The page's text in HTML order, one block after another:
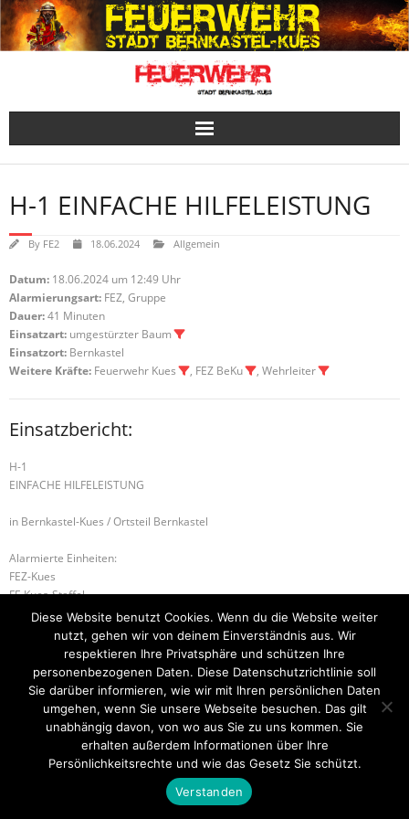
Skip
to
content
H-1 EINFACHE HILFELEISTUNG
By FE2 18.06.2024 Allgemein
Datum: 18.06.2024 um 12:49 Uhr
Alarmierungsart: FEZ, Gruppe
Dauer:41 Minuten
Einsatzart: umgestürzter Baum
Einsatzort: Bernkastel
Weitere Kräfte: Feuerwehr Kues , FEZ BeKu , Wehrleiter
Einsatzbericht:
H-1
EINFACHE HILFELEISTUNG
in Bernkastel-Kues / Ortsteil Bernkastel
Alarmierte Einheiten:
FEZ-Kues
FF-Kues-Staffel
FF-Bernkastel-Gruppe
S-1 SONDERLAGE G-3 GASAUSSTRÖMUNG
Startseite Einsätze Mitglied werden Über uns
Kontakt
Think Up Themes Ltd . Powered by
Diese Website benutzt Cookies. Wenn du die Website weiter
nutzt, gehen wir von deinem Einverständnis aus. Wir
respektieren Ihre Privatsphäre und schützen Ihre
personenbezogenen Daten. Diese Datenschutzrichtlinie soll
Sie darüber informieren, wie wir mit Ihren persönlichen Daten
umgehen, wenn Sie unsere Webseite besuchen. Das gilt
unabhängig davon, von wo aus Sie zu uns kommen. Sie
erhalten außerdem Informationen über Ihre
Persönlichkeitsrechte und wie das Gesetz Sie schützt.
Verstanden